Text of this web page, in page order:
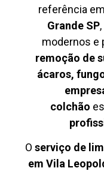
referência em
Grande SP
modernos e
remoção de
ácaros,
colchão
O serviço de
em Vila